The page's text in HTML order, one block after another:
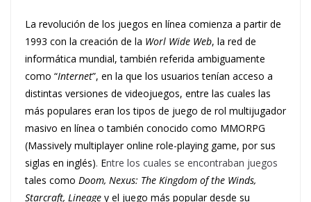
La revolución de los juegos en línea comienza a partir de
1993 con la creación de la Worl Wide Web, la red de
informática mundial, también referida ambiguamente
como “Internet”, en la que los usuarios tenían acceso a
distintas versiones de videojuegos, entre las cuales las
más populares eran los tipos de juego de rol multijugador
masivo en línea o también conocido como MMORPG
(Massively multiplayer online role-playing game, por sus
siglas en inglés). Entre los cuales se encontraban juegos
tales como Doom, Nexus: The Kingdom of the Winds,
Starcraft, Lineage y el juego más popular desde su